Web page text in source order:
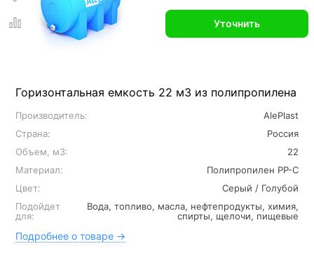
Горизонтальная емкость 22 м3 из полипропилена
Производитель:
AlePlast
Страна:
Россия
Объем, м3:
22
Материал:
Полипропилен PP-C
Цвет:
Серый / Голубой
Подойдет
для:
Вода, топливо, масла, нефтепродукты, химия,
спирты, щелочи, пищевые
Подробнее о товаре →
Уточнить